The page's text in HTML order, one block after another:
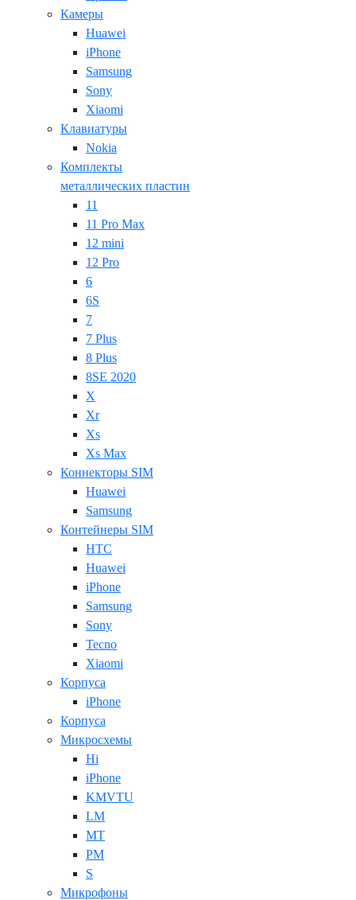
Камеры
Huawei
iPhone
Samsung
Sony
Xiaomi
Клавиатуры
Nokia
Комплекты
металлических пластин
11
11 Pro Max
12 mini
12 Pro
6
6S
7
7 Plus
8 Plus
8SE 2020
X
Xr
Xs
Xs Max
Коннекторы SIM
Huawei
Samsung
Контейнеры SIM
HTC
Huawei
iPhone
Samsung
Sony
Tecno
Xiaomi
Корпуса
iPhone
Корпуса
Микросхемы
Hi
iPhone
KMVTU
LM
MT
PM
S
Микрофоны